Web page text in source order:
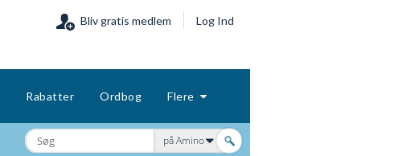
Bliv gratis medlem Log Ind
Rabatter Ordbog Flere
på Amino